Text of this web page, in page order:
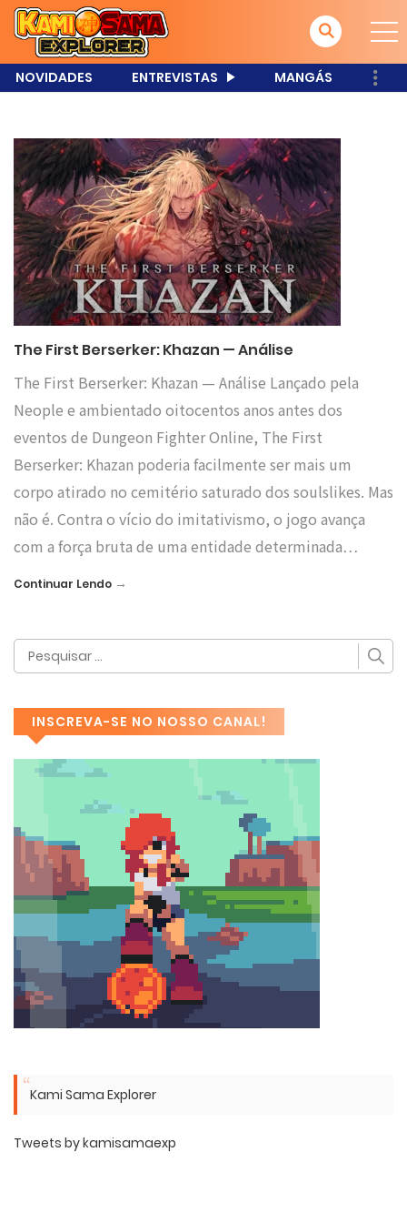
NOVIDADES ENTREVISTAS MANGÁS
The First Berserker: Khazan — Análise
The First Berserker: Khazan — Análise Lançado pela
Neople e ambientado oitocentos anos antes dos
eventos de Dungeon Fighter Online, The First
Berserker: Khazan poderia facilmente ser mais um
corpo atirado no cemitério saturado dos soulslikes. Mas
não é. Contra o vício do imitativismo, o jogo avança
com a força bruta de uma entidade determinada…
Continuar Lendo →
INSCREVA-SE NO NOSSO CANAL!
Kami Sama Explorer
Tweets by kamisamaexp